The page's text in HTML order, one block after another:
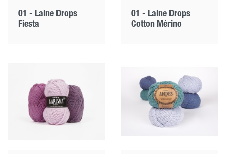
01 - Laine Drops
Fiesta
01 - Laine Drops
Cotton Mérino